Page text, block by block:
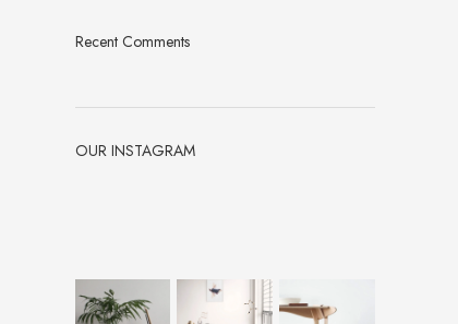
Recent Comments
OUR INSTAGRAM